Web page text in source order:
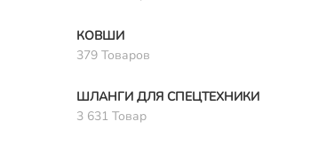
КОВШИ
379 Товаров
ШЛАНГИ ДЛЯ СПЕЦТЕХНИКИ
3 631 Товар